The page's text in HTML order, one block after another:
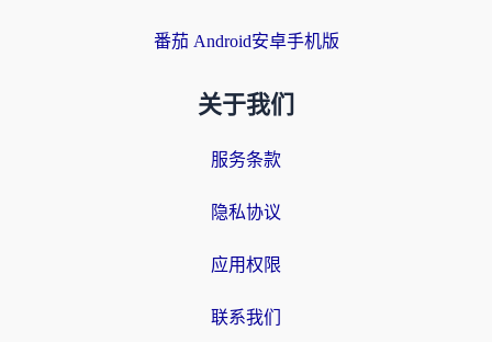
番茄 Android安卓手机版
关于我们
服务条款
隐私协议
应用权限
联系我们